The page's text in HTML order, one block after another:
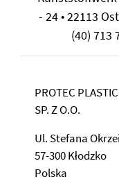
- 24 • 22113
(40) 713
PROTEC
SP. Z O.O.
Ul. Stefana
57-300 Kłodzko
Polska